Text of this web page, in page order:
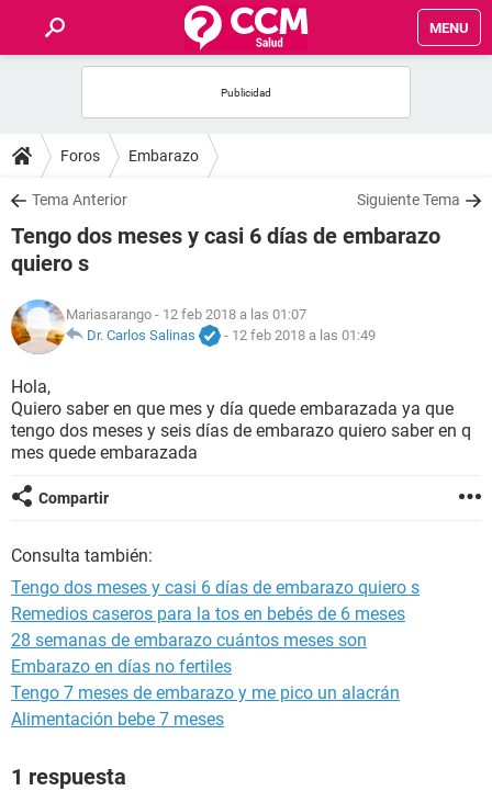
MENU
FOROS
SALUD
FAMILIA
NUTRICIÓN
SEXUALIDAD
Foros Embarazo
Tema Anterior Siguiente Tema
Tengo dos meses y casi 6 días de embarazo
quiero s
Mariasarango - 12 feb 2018 a las 01:07
Dr. Carlos Salinas
- 12 feb 2018 a las 01:49
Hola,
Quiero saber en que mes y día quede embarazada ya que
tengo dos meses y seis días de embarazo quiero saber en q
mes quede embarazada
Compartir
Consulta también:
Tengo dos meses y casi 6 días de embarazo quiero s
Remedios caseros para la tos en bebés de 6 meses
28 semanas de embarazo cuántos meses son
Embarazo en días no fertiles
Tengo 7 meses de embarazo y me pico un alacrán
Alimentación bebe 7 meses
1 respuesta